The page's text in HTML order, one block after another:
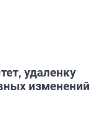
удаленку
изменений